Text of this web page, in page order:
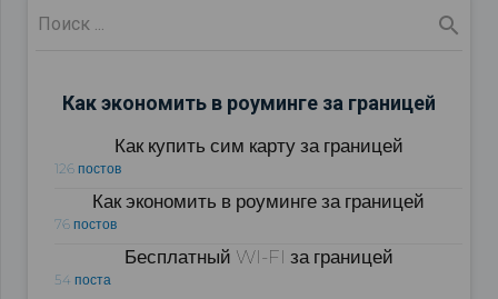
Как экономить в роуминге за границей
Как купить сим карту за границей
126 постов
Как экономить в роуминге за границей
76 постов
Бесплатный WI-FI за границей
54 поста